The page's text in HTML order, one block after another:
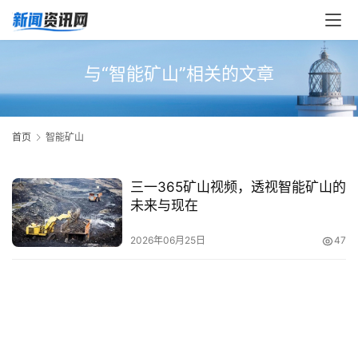
与“智能矿山”相关的文章
首页 智能矿山
三一365矿山视频，透视智能矿山的
未来与现在
2026年06月25日 47